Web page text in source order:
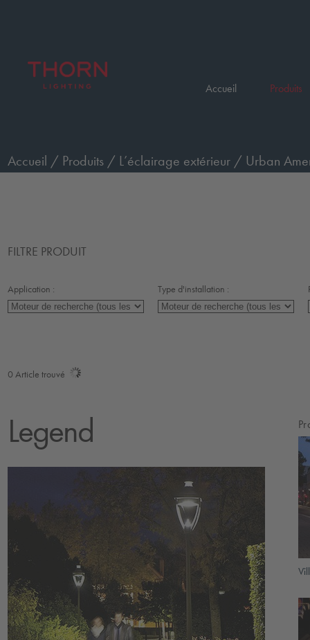
Accueil Produits
Accueil / Produits / L’éclairage extérieur / Urban
FILTRE PRODUIT
Application : Type d'installation :
0 Article trouvé
Legend